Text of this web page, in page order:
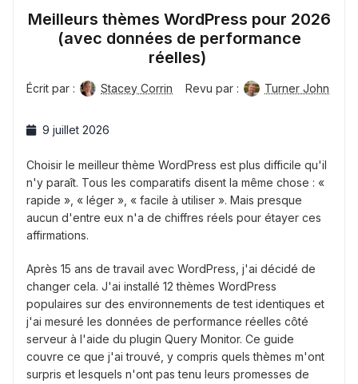
Meilleurs thèmes WordPress pour 2026
(avec données de performance
réelles)
Écrit par : Stacey Corrin Revu par : Turner John
9 juillet 2026
Choisir le meilleur thème WordPress est plus difficile qu'il
n'y paraît. Tous les comparatifs disent la même chose : «
rapide », « léger », « facile à utiliser ». Mais presque
aucun d'entre eux n'a de chiffres réels pour étayer ces
affirmations.
Après 15 ans de travail avec WordPress, j'ai décidé de
changer cela. J'ai installé 12 thèmes WordPress
populaires sur des environnements de test identiques et
j'ai mesuré les données de performance réelles côté
serveur à l'aide du plugin Query Monitor. Ce guide
couvre ce que j'ai trouvé, y compris quels thèmes m'ont
surpris et lesquels n'ont pas tenu leurs promesses de